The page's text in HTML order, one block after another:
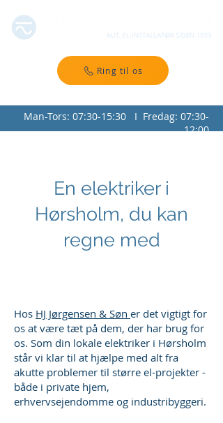
Man-Tors: 07:30-15:30 I Fredag: 07:30-
12:00
Ring til os
En elektriker i
Hørsholm, du kan
regne med
Hos HJ Jørgensen & Søn er det vigtigt for
os at være tæt på dem, der har brug for
os. Som din lokale elektriker i Hørsholm
står vi klar til at hjælpe med alt fra
akutte problemer til større el-projekter -
både i private hjem,
erhvervsejendomme og industribyggeri.